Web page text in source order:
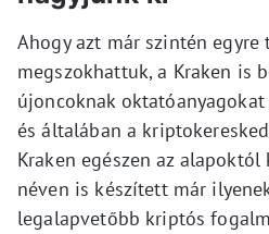
Ahogy azt már szintén
megszokhattuk, a Kraken is
újoncoknak
és általában a
Kraken egészen az alapoktól
néven is készített már
legalapvetőbb kriptós